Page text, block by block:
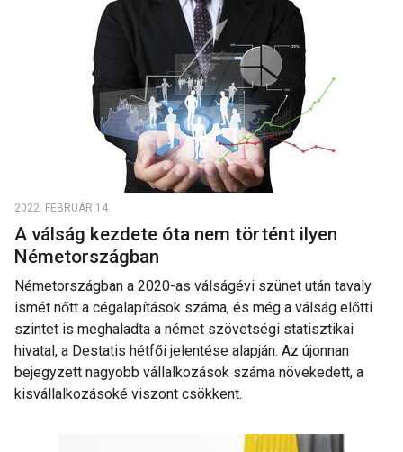
2022. FEBRUÁR 14.
A válság kezdete óta nem történt ilyen
Németországban
Németországban a 2020-as válságévi szünet után tavaly
ismét nőtt a cégalapítások száma, és még a válság előtti
szintet is meghaladta a német szövetségi statisztikai
hivatal, a Destatis hétfői jelentése alapján. Az újonnan
bejegyzett nagyobb vállalkozások száma növekedett, a
kisvállalkozásoké viszont csökkent.